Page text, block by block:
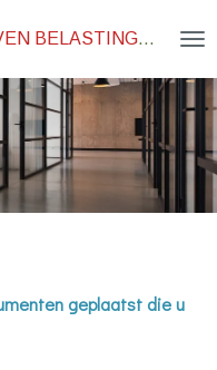
COMMISSIE POSTACTIEVEN BELASTINGDIENST
geplaatst die u